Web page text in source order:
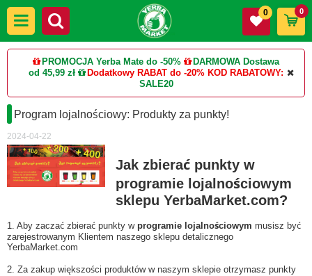
PROMOCJA Yerba Mate do -50%
DARMOWA Dostawa
od 45,99 zł
Dodatkowy RABAT do -20% KOD RABATOWY:
SALE20
0 0
Program lojalnościowy: Produkty za punkty!
2024-04-22
Jak zbierać punkty w
programie lojalnościowym
sklepu YerbaMarket.com?
1. Aby zaczać zbierać punkty w programie lojalnościowym musisz być
zarejestrowanym Klientem naszego sklepu detalicznego
YerbaMarket.com
2. Za zakup większości produktów w naszym sklepie otrzymasz punkty